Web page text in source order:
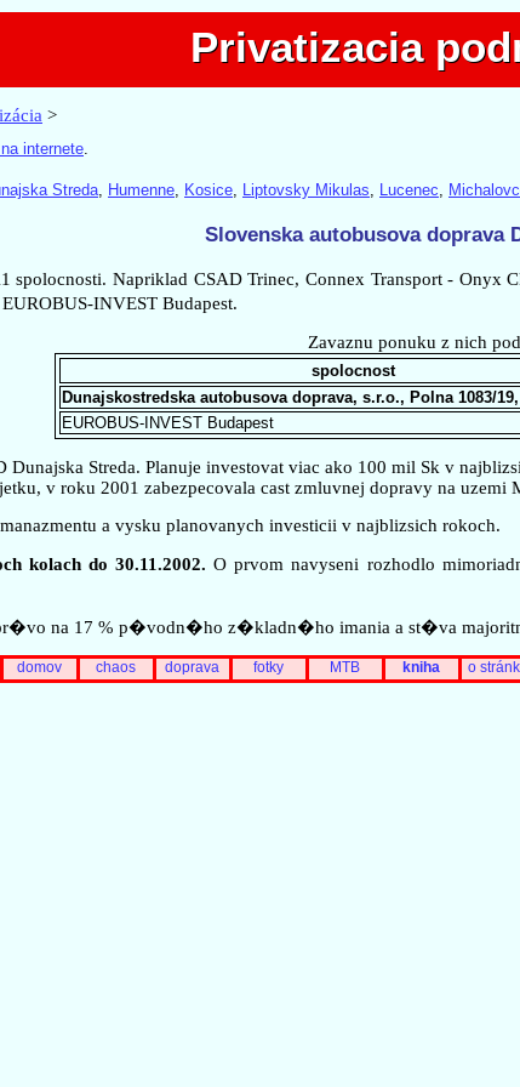
Privatizacia
Privatizacia
>
internete
Streda Humenne Kosice Liptovsky Mikulas Lucenec
Slovenska autobusova doprava
Napriklad CSAD Trinec, Connex Transport - Onyx
INVEST Budapest.
Zavaznu ponuku z nich
spolocnost
Dunajskostredska autobusova doprava, s.r.o., Polna 1083/
EUROBUS-INVEST Budapest
Streda. Planuje investovat viac ako 100 mil Sk v
v roku 2001 zabezpecovala cast zmluvnej dopravy na
a vysku planovanych investicii v najblizsich rokoch.
kolach do 30.11.2002. O prvom navyseni rozhodlo
na 17 % p�vodn�ho z�kladn�ho imania a st�va
domov chaos doprava fotky MTB kniha o